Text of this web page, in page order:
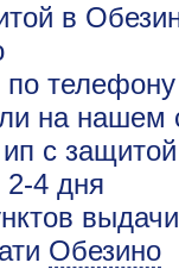
в
на нашем
ип с
2-4 дня
Обезино